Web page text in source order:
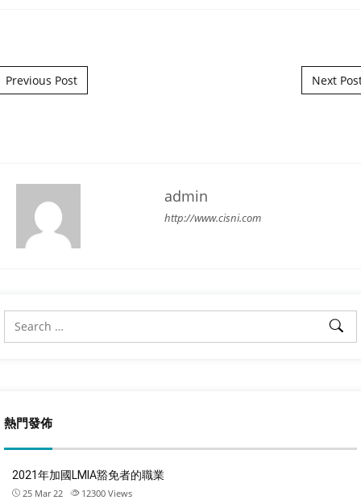
navigation
Previous Post Next
admin
http://www.cisni.com
熱門發佈
2021年加國LMIA豁免者的職業
25 Mar 22 12300 Views